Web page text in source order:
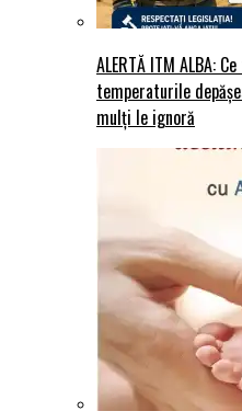
ALERTĂ ITM ALBA:
temperaturile
mulți le ignoră